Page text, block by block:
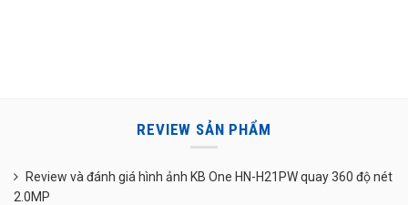
REVIEW SẢN PHẨM
Review và đánh giá hình ảnh KB One HN-H21PW quay 360 độ nét
2.0MP